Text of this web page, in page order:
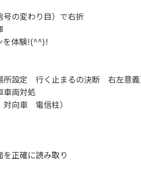
の変わり目）で右折
を体験!(^^)!
所設定 行く止まるの決断 右左意
両対処
向車 電信柱）
正確に読み取り